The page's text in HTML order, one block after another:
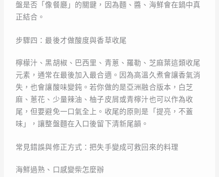
盤是否「像餐廳」的關鍵，因為麵、醬、海鮮會在鍋中真
正結合。
步驟四：最後才做酸度與香草收尾
檸檬汁、黑胡椒、巴西里、青蔥、羅勒、芝麻葉這類收尾
元素，通常在最後加入最合適。因為高溫久煮會讓香氣消
失，也會讓酸味變鈍。若你做的是亞洲融合版本，白芝
麻、蔥花、少量辣油、柚子皮屑或青檸汁也可以作為收
尾，但要避免一口氣全上。收尾的原則是「提亮，不蓋
味」，讓整盤麵在入口後留下清新尾韻。
常見錯誤與修正方式：把失手變成可救回來的料理
海鮮過熟、口感變柴怎麼辦